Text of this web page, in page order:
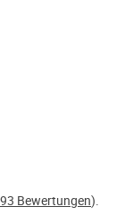
Bewertungen).